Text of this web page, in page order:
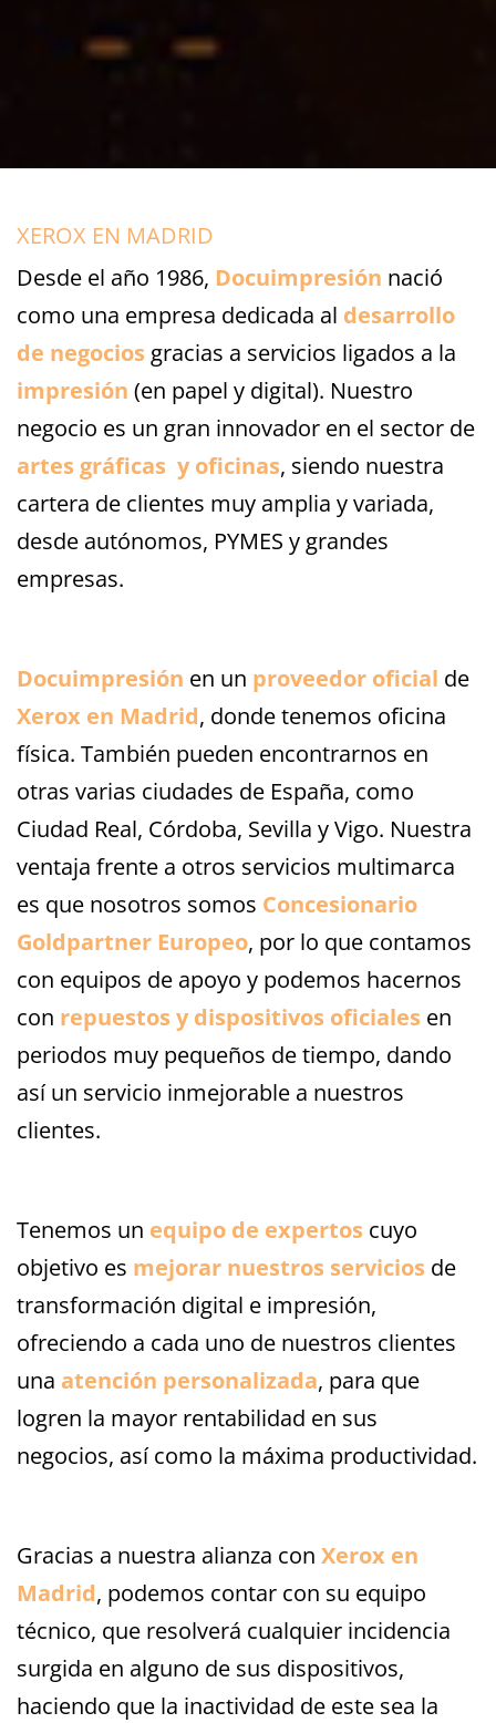
XEROX EN MADRID
Desde el año 1986, Docuimpresión nació
como una empresa dedicada al desarrollo
de negocios gracias a servicios ligados a la
impresión (en papel y digital). Nuestro
negocio es un gran innovador en el sector de
artes gráficas y oficinas, siendo nuestra
cartera de clientes muy amplia y variada,
desde autónomos, PYMES y grandes
empresas.
Docuimpresión en un proveedor oficial de
Xerox en Madrid, donde tenemos oficina
física. También pueden encontrarnos en
otras varias ciudades de España, como
Ciudad Real, Córdoba, Sevilla y Vigo. Nuestra
ventaja frente a otros servicios multimarca
es que nosotros somos Concesionario
Goldpartner Europeo, por lo que contamos
con equipos de apoyo y podemos hacernos
con repuestos y dispositivos oficiales en
periodos muy pequeños de tiempo, dando
así un servicio inmejorable a nuestros
clientes.
Tenemos un equipo de expertos cuyo
objetivo es mejorar nuestros servicios de
transformación digital e impresión,
ofreciendo a cada uno de nuestros clientes
una atención personalizada, para que
logren la mayor rentabilidad en sus
negocios, así como la máxima productividad.
Gracias a nuestra alianza con Xerox en
Madrid, podemos contar con su equipo
técnico, que resolverá cualquier incidencia
surgida en alguno de sus dispositivos,
haciendo que la inactividad de este sea la